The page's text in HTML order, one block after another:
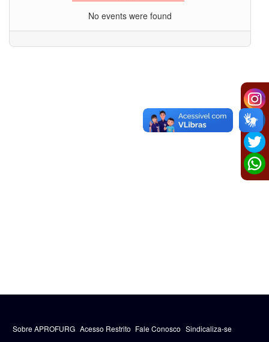
No events were found
Sobre APROFURG Acesso Restrito Fale Conosco Sindicaliza-se